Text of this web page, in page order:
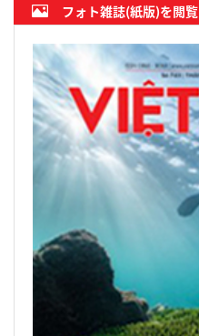
フォト雑誌(紙版)を閲覧